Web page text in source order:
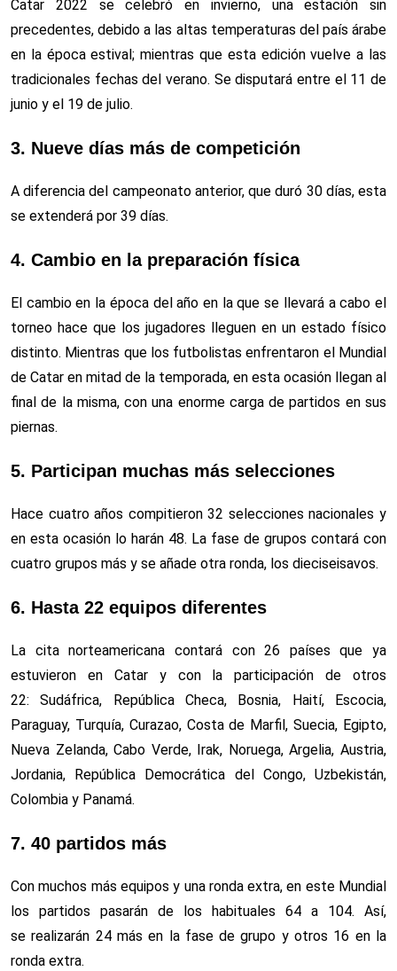
Catar 2022 se celebró en invierno, una estación sin
precedentes, debido a las altas temperaturas del país árabe
en la época estival; mientras que esta edición vuelve a las
tradicionales fechas del verano. Se disputará entre el 11 de
junio y el 19 de julio.
3. Nueve días más de competición
A diferencia del campeonato anterior, que duró 30 días, esta
se extenderá por 39 días.
4. Cambio en la preparación física
El cambio en la época del año en la que se llevará a cabo el
torneo hace que los jugadores lleguen en un estado físico
distinto. Mientras que los futbolistas enfrentaron el Mundial
de Catar en mitad de la temporada, en esta ocasión llegan al
final de la misma, con una enorme carga de partidos en sus
piernas.
5. Participan muchas más selecciones
Hace cuatro años compitieron 32 selecciones nacionales y
en esta ocasión lo harán 48. La fase de grupos contará con
cuatro grupos más y se añade otra ronda, los dieciseisavos.
6. Hasta 22 equipos diferentes
La cita norteamericana contará con 26 países que ya
estuvieron en Catar y con la participación de otros
22: Sudáfrica, República Checa, Bosnia, Haití, Escocia,
Paraguay, Turquía, Curazao, Costa de Marfil, Suecia, Egipto,
Nueva Zelanda, Cabo Verde, Irak, Noruega, Argelia, Austria,
Jordania, República Democrática del Congo, Uzbekistán,
Colombia y Panamá.
7. 40 partidos más
Con muchos más equipos y una ronda extra, en este Mundial
los partidos pasarán de los habituales 64 a 104. Así,
se realizarán 24 más en la fase de grupo y otros 16 en la
ronda extra.